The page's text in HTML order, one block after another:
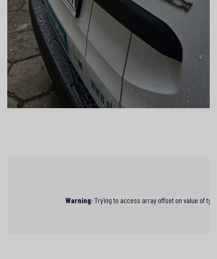
Warning: Trying to access array offset on value of